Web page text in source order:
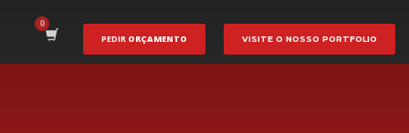
PEDIR ORÇAMENTO VISITE O NOSSO PORTFOLIO